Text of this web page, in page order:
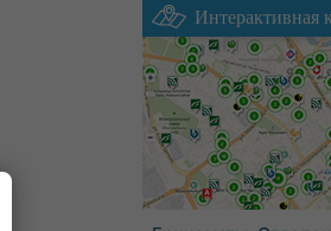
Интерактивная